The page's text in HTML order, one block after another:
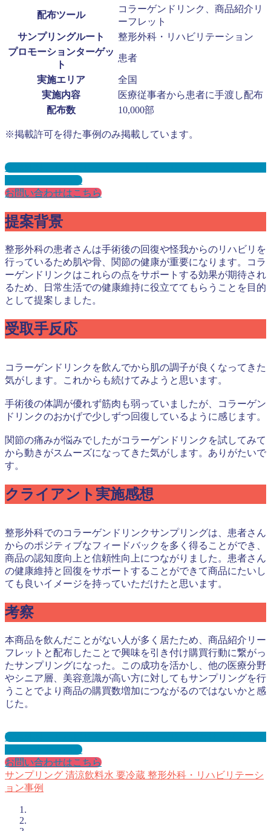
配布ツール
コラーゲンドリンク、商品紹介リ
ーフレット
サンプリングルート
整形外科・リハビリテーション
プロモーションターゲッ
ト
患者
実施エリア
全国
実施内容
医療従事者から患者に手渡し配布
配布数
10,000部
※掲載許可を得た事例のみ掲載しています。
整形外科・リハビリテーションサンプリングとは？メリット
３選と事例を紹介
お問い合わせはこちら
提案背景
整形外科の患者さんは手術後の回復や怪我からのリハビリを
行っているため肌や骨、関節の健康が重要になります。コラ
ーゲンドリンクはこれらの点をサポートする効果が期待され
るため、日常生活での健康維持に役立ててもらうことを目的
として提案しました。
受取手反応
コラーゲンドリンクを飲んでから肌の調子が良くなってきた
気がします。これからも続けてみようと思います。
手術後の体調が優れず筋肉も弱っていましたが、コラーゲン
ドリンクのおかげで少しずつ回復しているように感じます。
関節の痛みが悩みでしたがコラーゲンドリンクを試してみて
から動きがスムーズになってきた気がします。ありがたいで
す。
クライアント実施感想
整形外科でのコラーゲンドリンクサンプリングは、患者さん
からのポジティブなフィードバックを多く得ることができ、
商品の認知度向上と信頼性向上につながりました。患者さん
の健康維持と回復をサポートすることができて商品にたいし
ても良いイメージを持っていただけたと思います。
考察
本商品を飲んだことがない人が多く居たため、商品紹介リー
フレットと配布したことで興味を引き付け購買行動に繋がっ
たサンプリングになった。この成功を活かし、他の医療分野
やシニア層、美容意識が高い方に対してもサンプリングを行
うことでより商品の購買数増加につながるのではないかと感
じた。
整形外科・リハビリテーションサンプリングとは？メリット
３選と事例を紹介
お問い合わせはこちら
サンプリング 清涼飲料水 要冷蔵 整形外科・リハビリテーシ
ョン事例